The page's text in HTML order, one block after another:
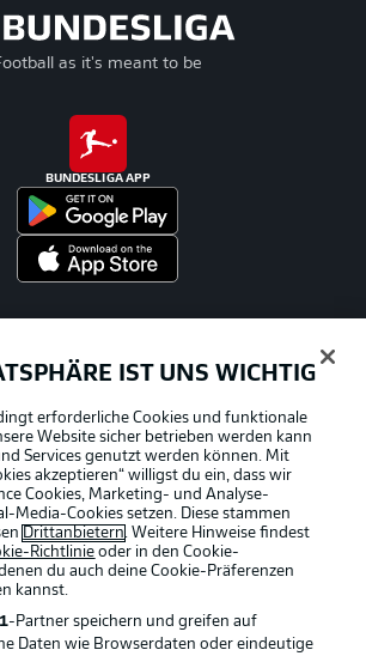
as it's meant to be
BUNDESLIGA APP
IST UNS WICHTIG
erforderliche Cookies und funktionale
Website sicher betrieben werden kann
Services genutzt werden können. Mit
akzeptieren“ willigst du ein, dass wir
Cookies, Marketing- und Analyse-
Media-Cookies setzen. Diese stammen
Drittanbietern. Weitere Hinweise findest
Richtlinie oder in den Cookie-
du auch deine Cookie-Präferenzen
kannst.
-Partner speichern und greifen auf
Daten wie Browserdaten oder eindeutige